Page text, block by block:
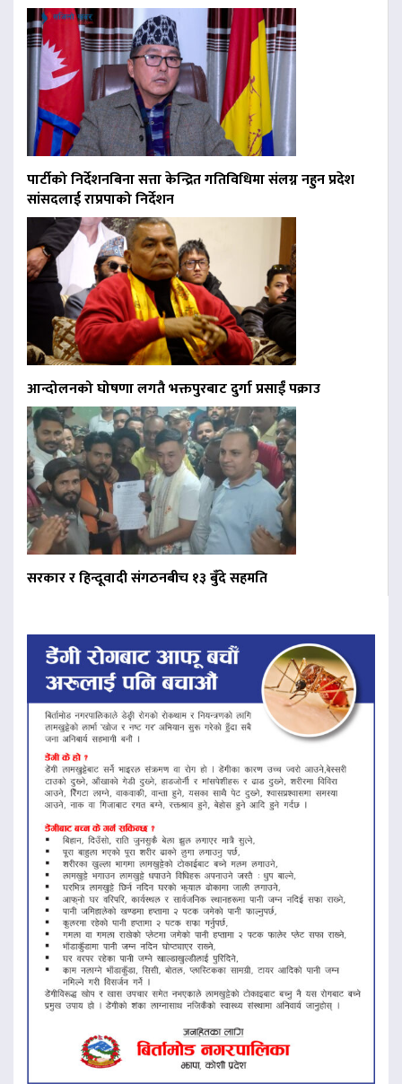
पार्टीको निर्देशनबिना सत्ता केन्द्रित गतिविधिमा संलग्न नहुन प्रदेश
सांसदलाई राप्रपाको निर्देशन
आन्दोलनको घोषणा लगतै भक्तपुरबाट दुर्गा प्रसाईं पक्राउ
सरकार र हिन्दूवादी संगठनबीच १३ बुँदे सहमति